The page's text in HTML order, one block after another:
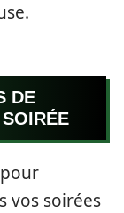
DE
vos soirées